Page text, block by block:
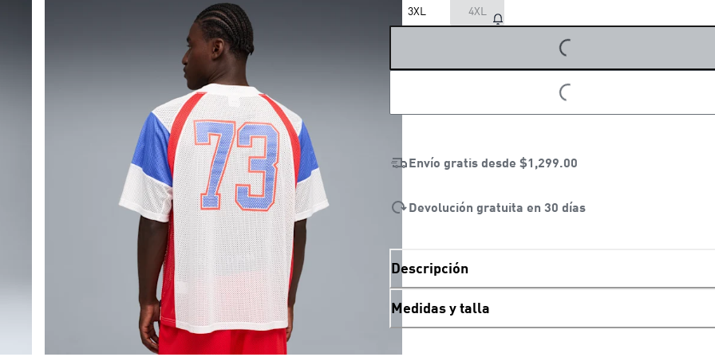
3XL 4XL
LOADING...
LOADING...
Envío gratis desde $1,299.00
Devolución gratuita en 30 días
Descripción
Medidas y talla